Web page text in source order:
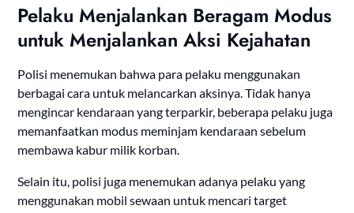
Pelaku Menjalankan Beragam Modus
untuk Menjalankan Aksi Kejahatan
Polisi menemukan bahwa para pelaku menggunakan
berbagai cara untuk melancarkan aksinya. Tidak hanya
mengincar kendaraan yang terparkir, beberapa pelaku juga
memanfaatkan modus meminjam kendaraan sebelum
membawa kabur milik korban.
Selain itu, polisi juga menemukan adanya pelaku yang
menggunakan mobil sewaan untuk mencari target